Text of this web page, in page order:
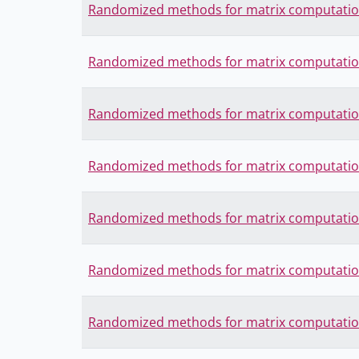
Randomized methods for matrix
Randomized methods for matrix
Randomized methods for matrix
Randomized methods for matrix
Randomized methods for matrix
Randomized methods for matrix
Randomized methods for matrix